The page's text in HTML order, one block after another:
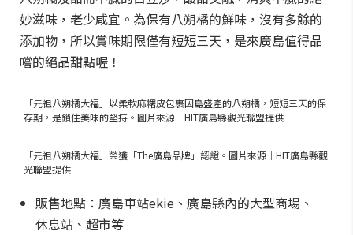
妙滋味，老少咸宜。為保有八朔橘的鮮味，沒有多餘的
添加物，所以賞味期限僅有短短三天，是來廣島值得品
嚐的絕品甜點喔！
「元祖八朔橘大福」以柔軟麻糬皮包裹因島盛產的八朔橘，短短三天的保
存期，是鎖住美味的堅持。圖片來源｜HIT廣島縣觀光聯盟提供
「元祖八朔橘大福」榮獲「The廣島品牌」認證。圖片來源｜HIT廣島縣觀
光聯盟提供
販售地點：廣島車站ekie、廣島縣內的大型商場、
休息站、超市等